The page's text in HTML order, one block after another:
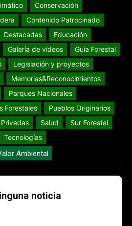
Conservación
Contenido Patrocinado
Destacadas
Educación
Galería de videos
Guia Forestal
Legislación y proyectos
Memorias&Reconocimientos
Parques Nacionales
Forestales
Pueblos Originarios
Salud
Sur Forestal
Tecnologías
Ambiental
noticia